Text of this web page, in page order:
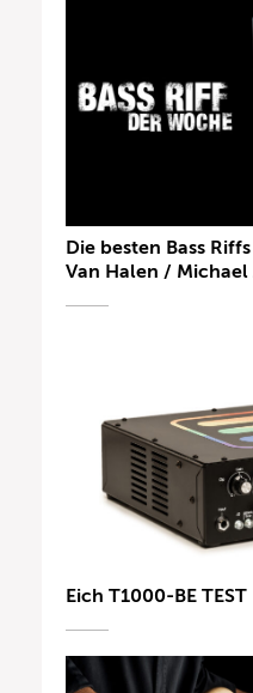
Die besten Bass
Van Halen / Michael
Eich T1000-BE TEST